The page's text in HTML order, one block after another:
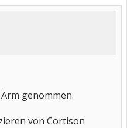
genommen.
von Cortison